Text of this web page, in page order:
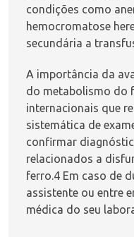
condições como
hemocromatose
secundária a
A importância da
do metabolismo do
internacionais que
sistemática de
confirmar
relacionados a
ferro.4 Em caso de
assistente ou entre
médica do seu